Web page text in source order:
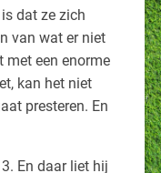
dat ze zich
van wat er niet
met een enorme
kan het niet
presteren. En
En daar liet hij